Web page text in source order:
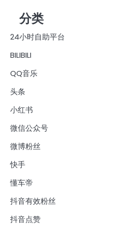
分类
24小时自助平台
BILIBILI
QQ音乐
头条
小红书
微信公众号
微博粉丝
快手
懂车帝
抖音有效粉丝
抖音点赞